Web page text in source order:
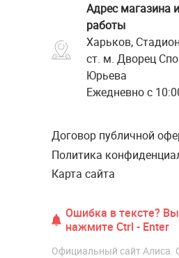
Адрес магазина
работы
Харьков,
ст. м. Дворец
Юрьева
Ежедневно с
Договор публичной
Политика
Карта сайта
Ошибка в тексте?
нажмите Ctrl - Enter
Официальный сайт Алиса.